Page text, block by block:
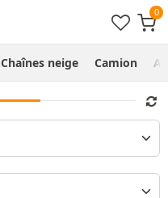
Chaînes neige Camion